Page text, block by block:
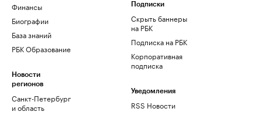
Финансы
Биографии
База знаний
РБК Образование
Новости
регионов
Санкт-Петербург
и область
Подписки
Скрыть баннеры
на РБК
Подписка на РБК
Корпоративная
подписка
Уведомления
RSS Новости